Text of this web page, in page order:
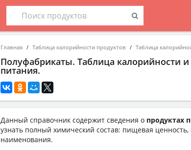
Главная Таблица калорийности продуктов Таблица
Полуфабрикаты. Таблица калорийности
питания.
Данный справочник содержит сведения о продуктах
узнать полный химический состав: пищевая
наименования.